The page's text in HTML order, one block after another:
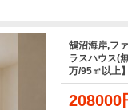
鵠沼海岸,フ
ラスハウス(
万/95㎡以上